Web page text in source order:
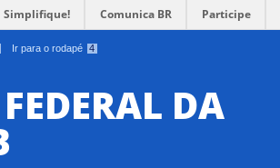
Ir para o rodapé 4
Simplifique! Comunica BR Participe
DA